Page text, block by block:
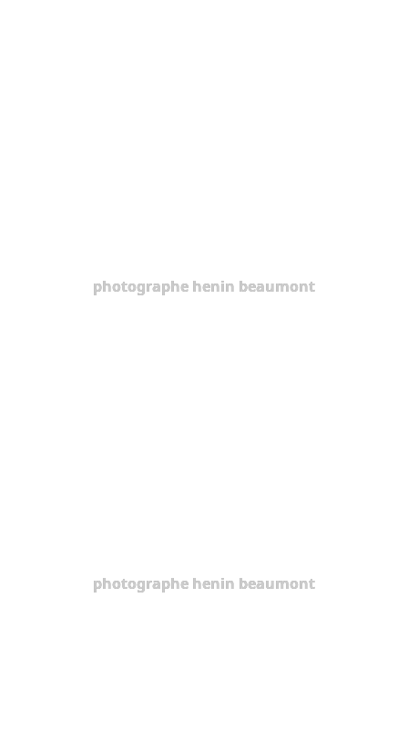
photographe henin beaumont
photographe henin beaumont